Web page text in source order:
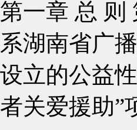
第一章 总 则
系湖南省广
设立的公益
者关爱援助”